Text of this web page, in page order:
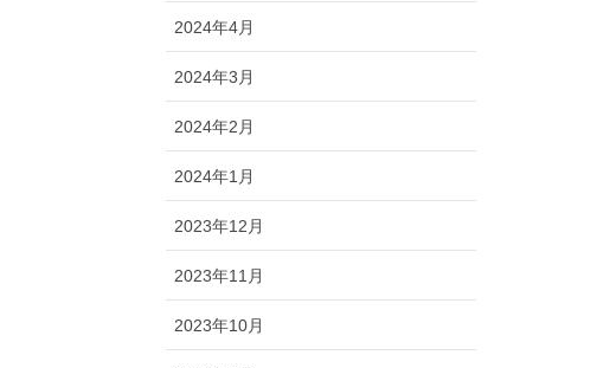
2024年4月
2024年3月
2024年2月
2024年1月
2023年12月
2023年11月
2023年10月